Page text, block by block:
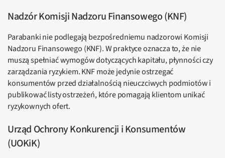
Nadzór Komisji Nadzoru Finansowego (KNF)
Parabanki nie podlegają bezpośredniemu nadzorowi Komisji
Nadzoru Finansowego (KNF). W praktyce oznacza to, że nie
muszą spełniać wymogów dotyczących kapitału, płynności czy
zarządzania ryzykiem. KNF może jedynie ostrzegać
konsumentów przed działalnością nieuczciwych podmiotów i
publikować listy ostrzeżeń, które pomagają klientom unikać
ryzykownych ofert.
Urząd Ochrony Konkurencji i Konsumentów
(UOKiK)